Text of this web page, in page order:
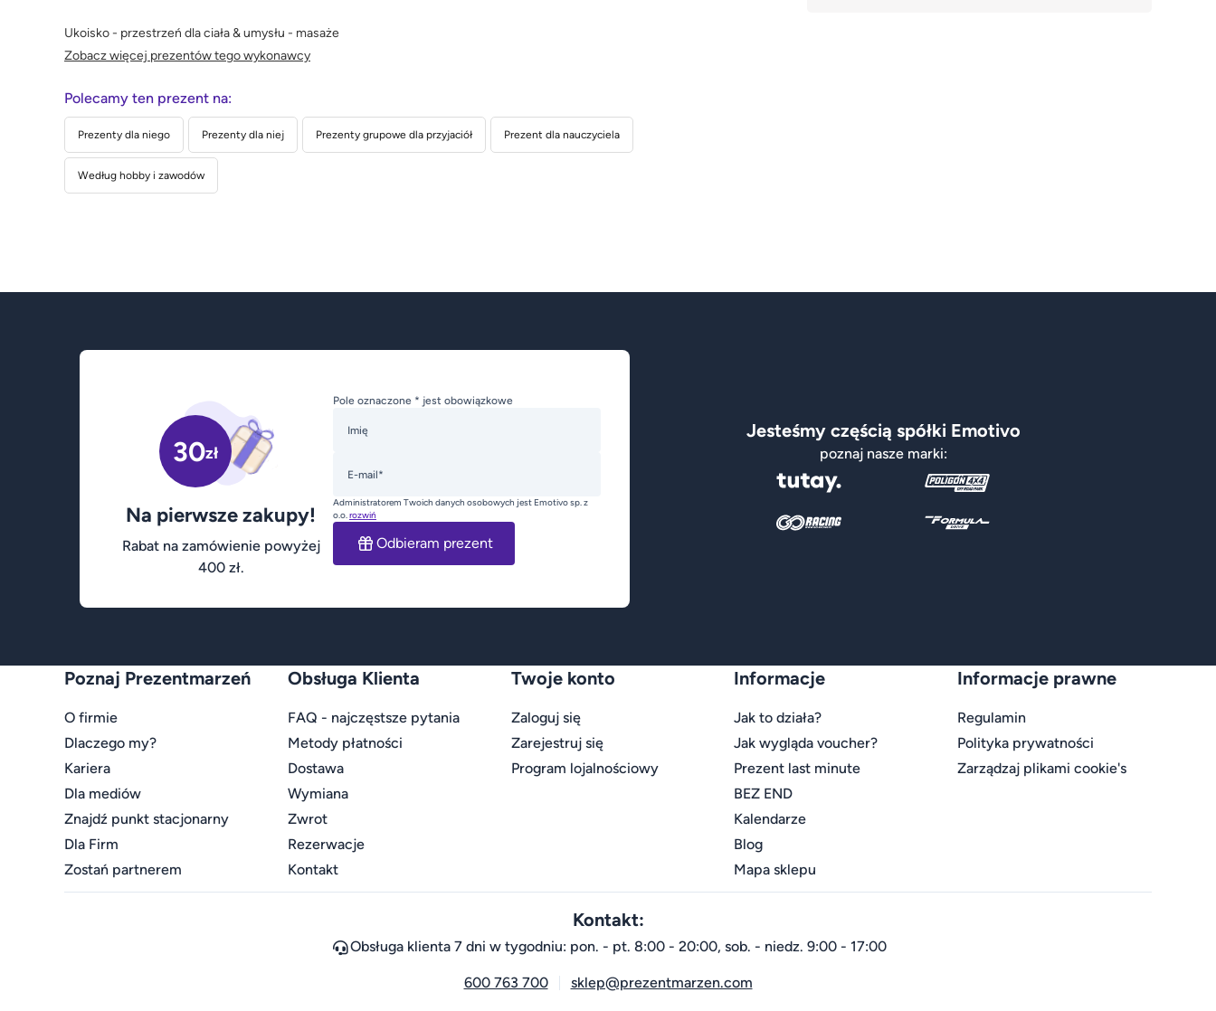
Ukoisko - przestrzeń dla ciała & umysłu - masaże
Zobacz więcej prezentów tego wykonawcy
Polecamy ten prezent na:
Prezenty dla niego Prezenty dla niej Prezenty grupowe dla przyjaciół Prezent dla nauczyciela
Według hobby i zawodów
30zł
Na pierwsze zakupy!
Rabat na zamówienie powyżej
400 zł.
Pole oznaczone * jest obowiązkowe
Imię
E-mail*
Administratorem Twoich danych osobowych jest Emotivo sp. z
o.o.rozwiń
Odbieram prezent
Jesteśmy częścią spółki Emotivo
poznaj nasze marki:
Poznaj Prezentmarzeń
O firmie
Dlaczego my?
Kariera
Dla mediów
Znajdź punkt stacjonarny
Dla Firm
Zostań partnerem
Obsługa Klienta
FAQ - najczęstsze pytania
Metody płatności
Dostawa
Wymiana
Zwrot
Rezerwacje
Kontakt
Twoje konto
Zaloguj się
Zarejestruj się
Program lojalnościowy
Informacje
Jak to działa?
Jak wygląda voucher?
Prezent last minute
BEZ END
Kalendarze
Blog
Mapa sklepu
Informacje prawne
Regulamin
Polityka prywatności
Zarządzaj plikami cookie's
Kontakt:
Obsługa klienta 7 dni w tygodniu: pon. - pt. 8:00 - 20:00, sob. - niedz. 9:00 - 17:00
600 763 700 sklep@prezentmarzen.com